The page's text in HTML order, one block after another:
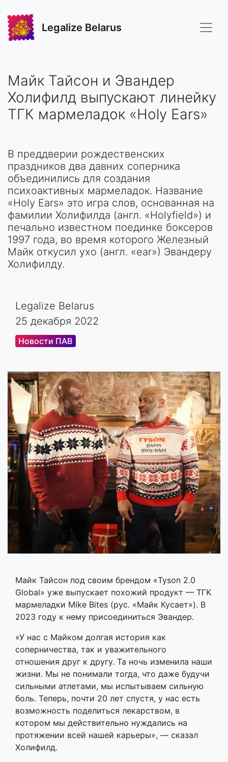
Legalize Belarus
Майк Тайсон и Эвандер
Холифилд выпускают линейку
ТГК мармеладок «Holy Ears»
В преддверии рождественских
праздников два давних соперника
объединились для создания
психоактивных мармеладок. Название
«Holy Ears» это игра слов, основанная на
фамилии Холифилда (англ. «Holyfield») и
печально известном поединке боксеров
1997 года, во время которого Железный
Майк откусил ухо (англ. «ear») Эвандеру
Холифилду.
Legalize Belarus
25 декабря 2022
Новости ПАВ
Майк Тайсон под своим брендом «Tyson 2.0
Global» уже выпускает похожий продукт — ТГК
мармеладки Mike Bites (рус. «Майк Кусает»). В
2023 году к нему присоединиться Эвандер.
«У нас с Майком долгая история как
соперничества, так и уважительного
отношения друг к другу. Та ночь изменила наши
жизни. Мы не понимали тогда, что даже будучи
сильными атлетами, мы испытываем сильную
боль. Теперь, почти 20 лет спустя, у нас есть
возможность поделиться лекарством, в
котором мы действительно нуждались на
протяжении всей нашей карьеры», — сказал
Холифилд.